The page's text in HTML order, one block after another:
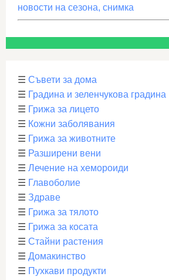
новости на сезона, снимка
☰ Съвети за дома
☰ Градина и зеленчукова градина
☰ Грижа за лицето
☰ Кожни заболявания
☰ Грижа за животните
☰ Разширени вени
☰ Лечение на хемороиди
☰ Главоболие
☰ Здраве
☰ Грижа за тялото
☰ Грижа за косата
☰ Стайни растения
☰ Домакинство
☰ Пухкави продукти